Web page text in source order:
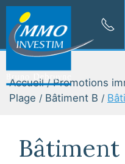
Accueil Promotions
Plage
Bâtiment B
Bâtiment